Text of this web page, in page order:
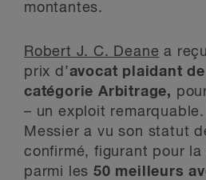
montantes.
Robert J. C. Deane a
prix d’avocat plaidant de
catégorie Arbitrage,
– un exploit
Messier a vu son statut
confirmé, figurant pour la
parmi les50 meilleurs